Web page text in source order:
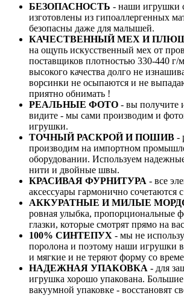
БЕЗОПАСНОСТЬ - наши игрушки
изготовлены из гипоаллергенных
безопасны даже для малышей.
КАЧЕСТВЕННЫЙ МЕХ И
на ощупь искусственный мех от
поставщиков плотностью 330-440
высокого качества долго не
ворсинки не осыпаются и не
приятно обнимать !
РЕАЛЬНЫЕ ФОТО - вы получите
видите - мы сами производим и
игрушки.
ТОЧНЫЙ РАСКРОЙ И ПОШИВ -
производим на импортном
оборудовании. Используем
нити и двойные швы.
КРАСИВАЯ ФУРНИТУРА - все
аксессуары гармонично сочетаются
АККУРАТНЫЕ И МИЛЫЕ
ровная улыбка, пропорциональные
глазки, которые смотрят прямо на
100% СИНТЕПУХ - мы не
поролона и поэтому наши игрушки
и мягкие и не теряют форму со
НАДЕЖНАЯ УПАКОВКА - для
игрушка хорошо упакована.
вакуумной упаковке - восстановят